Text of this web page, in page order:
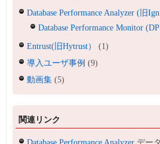
Database Performance Analyzer (旧
Database Performance Monitor
Entrust(旧Hytrust）
(1)
導入ユーザ事例 (9)
動画集 (5)
関連リンク